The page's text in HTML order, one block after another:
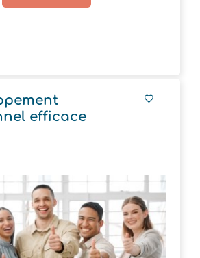
efficace